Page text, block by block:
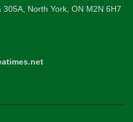
North York, ON M2N 6H7